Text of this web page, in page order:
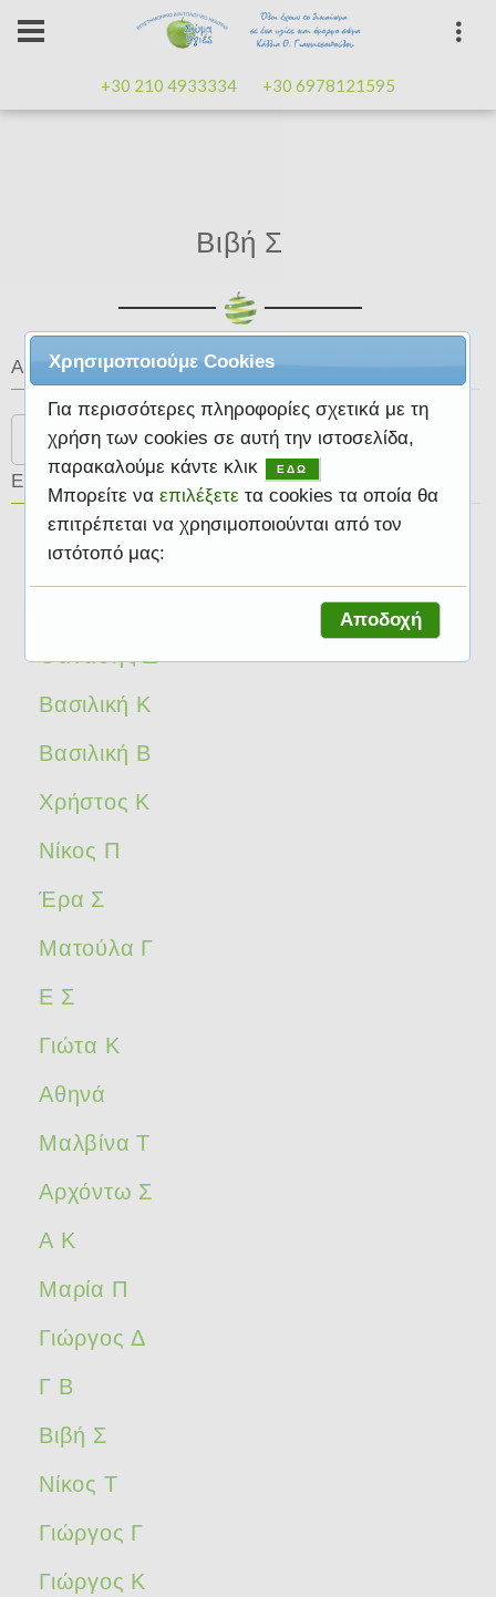
+30 210 4933334 +30 6978121595
Βιβή Σ
Αναζήτηση
Search
Επιτυχίες φίλων
Βαρβάρα Π
Θανάσης Δ
Βασιλική Κ
Βασιλική Β
Χρήστος Κ
Νίκος Π
Έρα Σ
Ματούλα Γ
Ε Σ
Γιώτα Κ
Αθηνά
Μαλβίνα Τ
Αρχόντω Σ
Α Κ
Μαρία Π
Γιώργος Δ
Γ Β
Βιβή Σ
Νίκος Τ
Γιώργος Γ
Γιώργος Κ
Χρησιμοποιούμε Cookies
Για περισσότερες πληροφορίες σχετικά με τη
χρήση των cookies σε αυτή την ιστοσελίδα,
παρακαλούμε κάντε κλικ
ΕΔΩ
Μπορείτε να επιλέξετε τα cookies τα οποία θα
επιτρέπεται να χρησιμοποιούνται από τον
ιστότοπό μας:
Αποδοχή